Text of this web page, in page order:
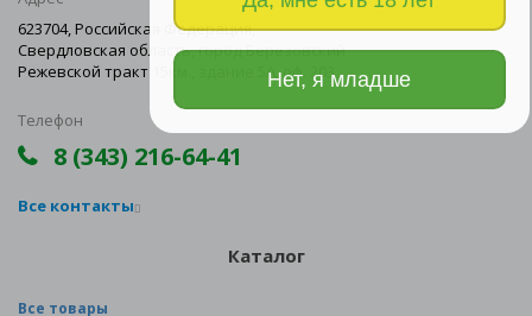
Нет, я младше
623704, Российская Федерация,
Свердловская область, город Березовский
Режевской тракт 15км., здание 5А, оф. 203
Телефон
8 (343) 216-64-41
Все контакты
Каталог
Все товары